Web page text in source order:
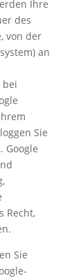
Ihre
des
von der
an
bei
Sie
Google
Recht,
Sie